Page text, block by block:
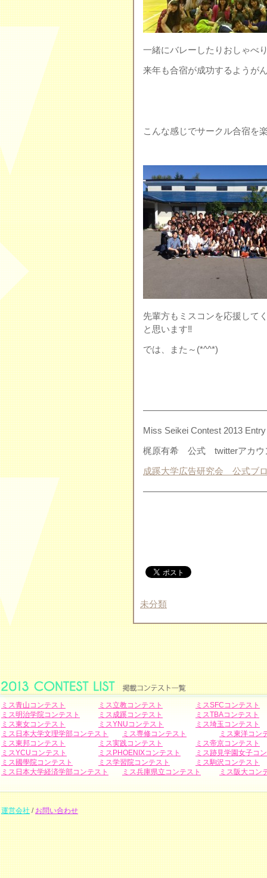
一緒にバレーしたりおしゃべ
来年も合宿が成功するようが
こんな感じでサークル合宿を
先輩方もミスコンを応援して
と思います‼
では、また～(*^^*)
Miss Seikei Contest 2013
梶原有希 公式 twitterアカ
成蹊大学広告研究会 公式ブ
未分類
ミス青山コンテスト ミス立教コンテスト
ミスSFCコンテスト
ミス明治学院コンテスト
ミス成蹊コンテスト
ミスTBAコンテスト
ミス東女コンテスト
ミスYNUコンテスト
ミス埼玉コンテスト
ミス日本大学文理学部コンテスト
ミス専修コンテスト
ミス東洋コン
ミス東邦コンテスト
ミス実践コンテスト
ミス帝京コンテスト
ミスYCUコンテスト
ミスPHOENIXコンテスト
ミス跡見学園女子コ
ミス國學院コンテスト
ミス学習院コンテスト
ミス駒沢コンテスト
ミス日本大学経済学部コンテスト
ミス兵庫県立コンテスト ミス阪大コン
運営会社/お問い合わせ